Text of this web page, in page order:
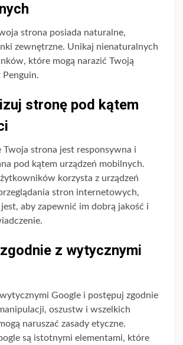
strona posiada naturalne,
zewnętrzne. Unikaj nienaturalnych
które mogą narazić Twoją
stronę pod kątem
Twoja strona jest responsywna i
pod kątem urządzeń mobilnych.
korzysta z urządzeń
stron internetowych,
aby zapewnić im dobrą jakość i
z wytycznymi
Google i postępuj zgodnie
oszustw i wszelkich
naruszać zasady etyczne.
są istotnymi elementami, które